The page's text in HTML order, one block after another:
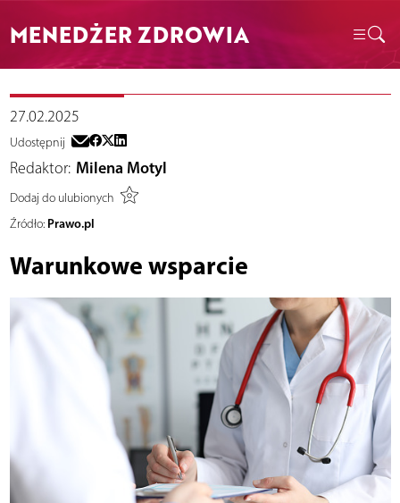
MENEDŻER ZDROWIA
27.02.2025
Udostępnij
Redaktor: Milena Motyl
Dodaj do ulubionych
Źródło: Prawo.pl
Warunkowe wsparcie